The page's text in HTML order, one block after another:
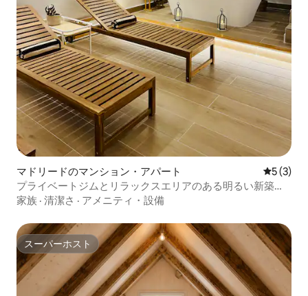
マドリードのマンション・アパート レビュー
5 (3)
プライベートジムとリラックスエリアのある明るい新築ア
パートメント
家族 · 清潔さ · アメニティ・設備
スーパーホスト
スーパーホスト